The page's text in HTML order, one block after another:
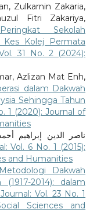
Zulkarnin Zakaria,
Fitri Zakariya,
Sekolah
Kes Kolej Permata
31 No. 2 (2024):
Azlizan Mat Enh,
dalam Dakwah
Sehingga Tahun
1 (2020): Journal of
ناصر الدين إبراهيم
Vol. 6 No. 1 (2015):
and Humanities
Metodologi Dakwah
2014): dalam
Vol. 23 No. 1
Sciences and